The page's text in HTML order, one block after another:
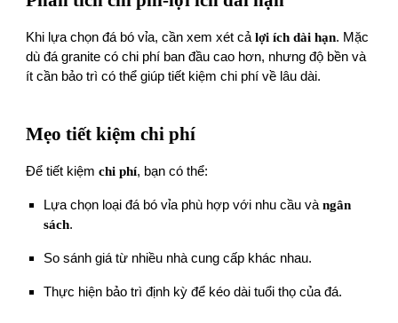
Khi lựa chọn đá bó vỉa, cần xem xét cảlợi ích dài hạn. Mặc
dù đá granite có chi phí ban đầu cao hơn, nhưng độ bền và
ít cần bảo trì có thể giúp tiết kiệm chi phí về lâu dài.
Mẹo tiết kiệm chi phí
Để tiết kiệmchi phí, bạn có thể:
Lựa chọn loại đá bó vỉa phù hợp với nhu cầu vàngân
sách.
So sánh giá từ nhiều nhà cung cấp khác nhau.
Thực hiện bảo trì định kỳ để kéo dài tuổi thọ của đá.